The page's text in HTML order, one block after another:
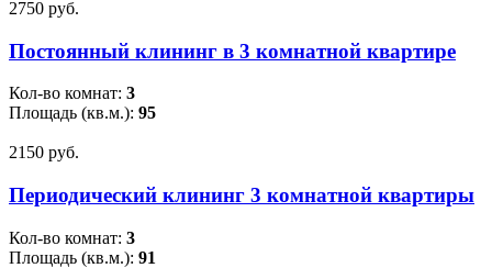
2750 pуб.
Постоянный клининг в 3 комнатной квартире
Кол-во комнат: 3
Площадь (кв.м.): 95
2150 pуб.
Периодический клининг 3 комнатной квартиры
Кол-во комнат: 3
Площадь (кв.м.): 91